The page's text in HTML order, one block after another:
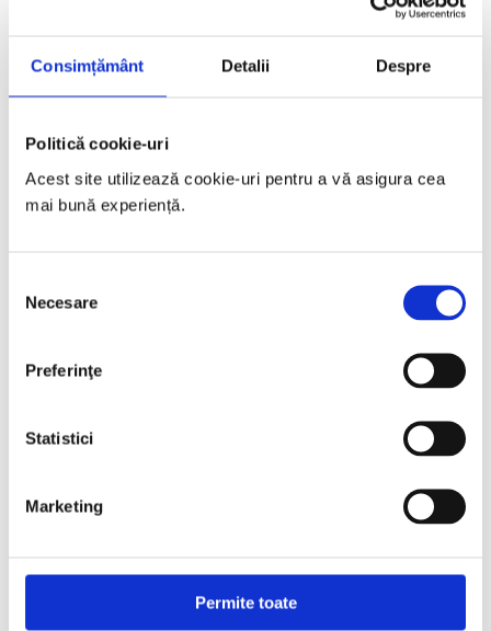
Consimțământ Detalii Despre
Politică cookie-uri
Acest site utilizează cookie-uri pentru a vă asigura cea
mai bună experiență.
consimțământului
Necesare
Preferinţe
Statistici
Marketing
Permite toate